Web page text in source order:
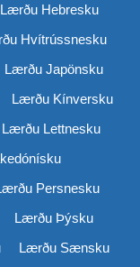
Lærðu Hebresku
Hvítrússnesku
Lærðu Japönsku
Lærðu Kínversku
Lærðu Lettnesku
Persnesku
Lærðu Þýsku
Lærðu Sænsku